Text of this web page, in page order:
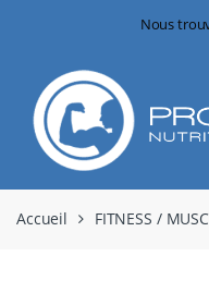
Nous
Accueil FITNESS /